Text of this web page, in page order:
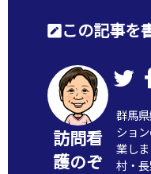
この記事を
訪問看
護のぞ
群馬
ショ
業し
村・